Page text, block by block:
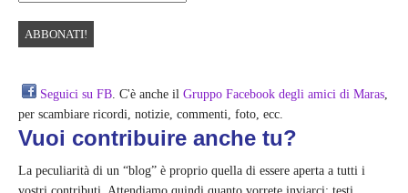
Seguici su FB. C'è anche il Gruppo Facebook degli amici di Maras,
per scambiare ricordi, notizie, commenti, foto, ecc.
Vuoi contribuire anche tu?
La peculiarità di un “blog” è proprio quella di essere aperta a tutti i